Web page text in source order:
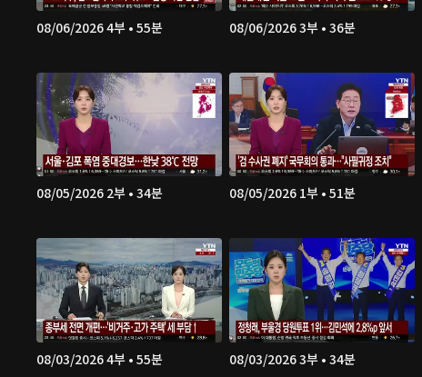
08/06/2026 4부 • 55분 08/06/2026 3부 • 36분
08/05/2026 2부 • 34분 08/05/2026 1부 • 51분
08/03/2026 4부 • 55분 08/03/2026 3부 • 34분